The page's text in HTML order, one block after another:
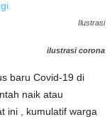
Ilustrasi
ilustrasi corona
baru Covid-19 di
naik atau
ini , kumulatif warga